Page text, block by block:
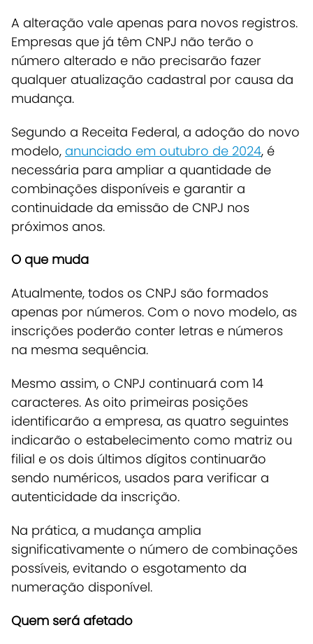
A alteração vale apenas para novos registros.
Empresas que já têm CNPJ não terão o
número alterado e não precisarão fazer
qualquer atualização cadastral por causa da
mudança.
Segundo a Receita Federal, a adoção do novo
modelo, anunciado em outubro de 2024, é
necessária para ampliar a quantidade de
combinações disponíveis e garantir a
continuidade da emissão de CNPJ nos
próximos anos.
O que muda
Atualmente, todos os CNPJ são formados
apenas por números. Com o novo modelo, as
inscrições poderão conter letras e números
na mesma sequência.
Mesmo assim, o CNPJ continuará com 14
caracteres. As oito primeiras posições
identificarão a empresa, as quatro seguintes
indicarão o estabelecimento como matriz ou
filial e os dois últimos dígitos continuarão
sendo numéricos, usados para verificar a
autenticidade da inscrição.
Na prática, a mudança amplia
significativamente o número de combinações
possíveis, evitando o esgotamento da
numeração disponível.
Quem será afetado